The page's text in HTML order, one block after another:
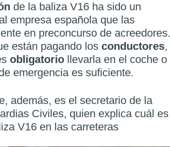
de la baliza V16 ha sido un
empresa española que las
en preconcurso de acreedores.
están pagando los conductores,
obligatorio
llevarla en el coche o
emergencia es suficiente.
además, es el secretario de la
Civiles, quien explica cuál es
V16 en las carreteras